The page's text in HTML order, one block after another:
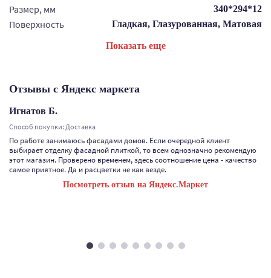
Размер, мм 340*294*12
Поверхность Гладкая, Глазурованная, Матовая
Показать еще
Отзывы с Яндекс маркета
Игнатов Б.
Способ покупки: Доставка
По работе занимаюсь фасадами домов. Если очередной клиент
выбирает отделку фасадной плиткой, то всем однозначно рекомендую
этот магазин. Проверено временем, здесь соотношение цена - качество
самое приятное. Да и расцветки не как везде.
Посмотреть отзыв на Яндекс.Маркет